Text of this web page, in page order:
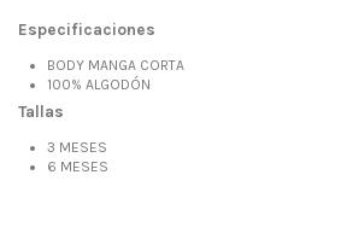
Especificaciones
BODY MANGA CORTA
100% ALGODÓN
Tallas
3 MESES
6 MESES